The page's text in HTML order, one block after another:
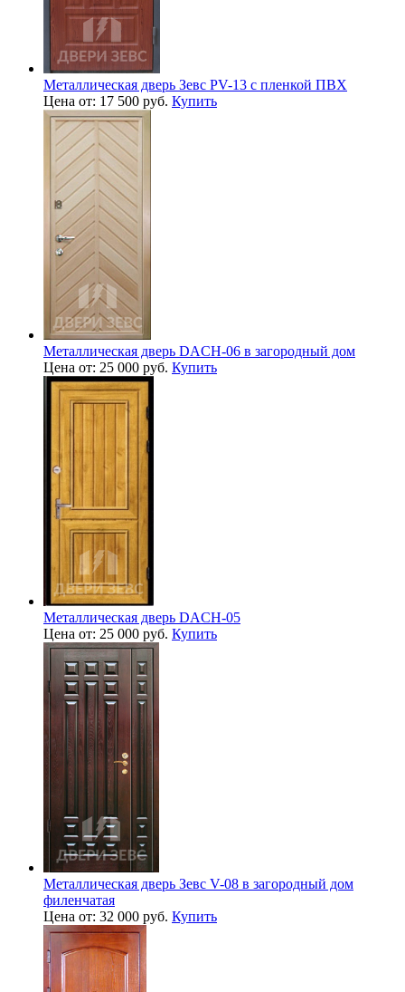
Металлическая дверь Зевс PV-13 с пленкой ПВХ
Цена от: 17 500 руб. Купить
Металлическая дверь DACH-06 в загородный дом
Цена от: 25 000 руб. Купить
Металлическая дверь DACH-05
Цена от: 25 000 руб. Купить
Металлическая дверь Зевс V-08 в загородный дом
филенчатая
Цена от: 32 000 руб. Купить